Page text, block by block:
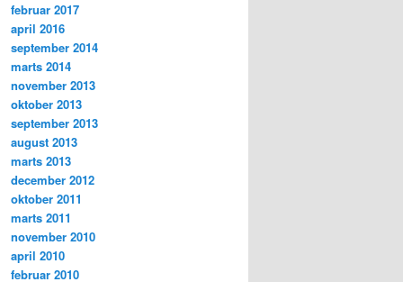
februar 2017
april 2016
september 2014
marts 2014
november 2013
oktober 2013
september 2013
august 2013
marts 2013
december 2012
oktober 2011
marts 2011
november 2010
april 2010
februar 2010